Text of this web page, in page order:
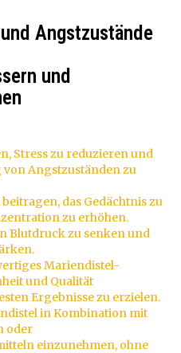
Angstzustände
und
Stress zu reduzieren und
Angstzuständen zu
das Gedächtnis zu
zu erhöhen.
Blutdruck zu senken und
Mariendistel-
und Qualität
Ergebnisse zu erzielen.
in Kombination mit
oder
einzunehmen, ohne